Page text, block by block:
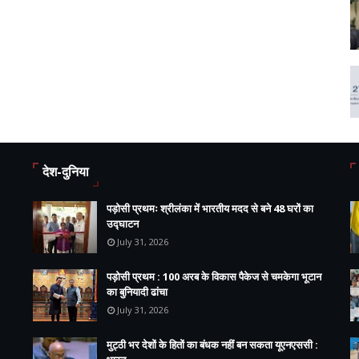
देश-दुनिया
पड़ोसी प्रथमः श्रीलंका में भारतीय मदद से बने 48 घरों का
उद्घाटन
July 31, 2026
पड़ोसी प्रथम : 100 अरब के विकास पैकेज से चमकेगा भूटान
का बुनियादी ढांचा
July 31, 2026
मुट्ठी भर देशों के हितों का बंधक नहीं बन सकता यूएनएससी :